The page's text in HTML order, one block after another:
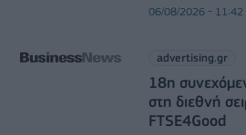
06/08/2026 - 11:42
advertising.gr
18η
στη διεθνή
FTSE4Good